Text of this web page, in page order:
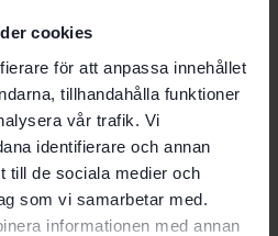
cookies
för att anpassa innehållet
tillhandahålla funktioner
vår trafik. Vi
identifierare och annan
till de sociala medier och
som vi samarbetar med.
informationen med annan